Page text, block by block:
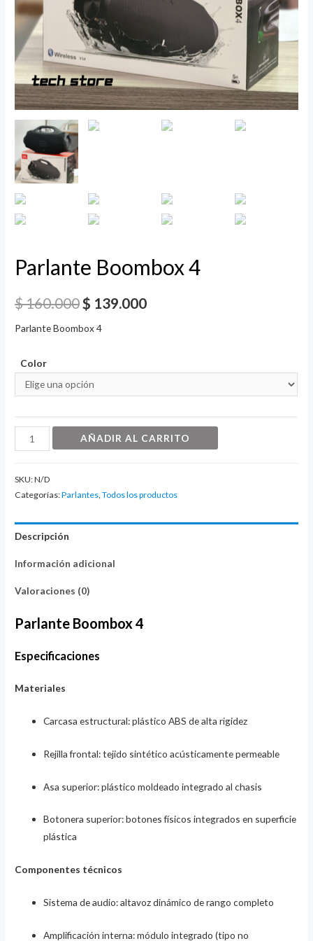
Parlante Boombox 4
$160.000 $ 139.000
Parlante Boombox 4
Color
Parlante
Boombox
AÑADIR AL CARRITO
SKU:N/D
Categorías:Parlantes ,Todos los productos
Descripción
Información adicional
Valoraciones (0)
Parlante Boombox 4
Especificaciones
Materiales
Carcasa estructural: plástico ABS de alta rigidez
Rejilla frontal: tejido sintético acústicamente permeable
Asa superior: plástico moldeado integrado al chasis
Botonera superior: botones físicos integrados en superficie
plástica
Componentes técnicos
Sistema de audio: altavoz dinámico de rango completo
Amplificación interna: módulo integrado (tipo no